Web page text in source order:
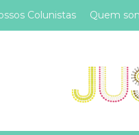
Colunistas Quem